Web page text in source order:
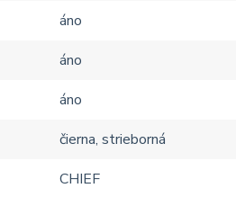
áno
áno
áno
čierna, strieborná
CHIEF